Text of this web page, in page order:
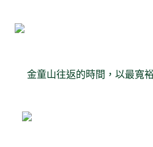
金童山往返的時間，以最寬裕